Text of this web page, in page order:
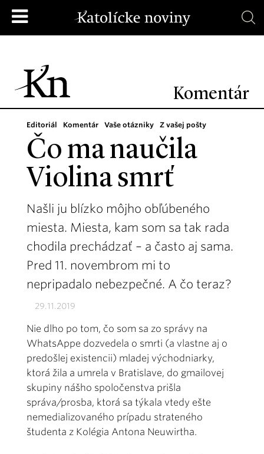
Komentár
Editoriál Komentár Vaše otázniky Z vašej pošty
Čo ma naučila
Violina smrť
Našli ju blízko môjho obľúbeného
miesta. Miesta, kam som sa tak rada
chodila prechádzať – a často aj sama.
Pred 11. novembrom mi to
nepripadalo nebezpečné. A čo teraz?
29.11.2019
Nie dlho po tom, čo som sa zo správy na
WhatsAppe dozvedela o smrti (a vlastne aj o
predošlej existencii) mladej východniarky,
ktorá žila a umrela v Bratislave, do gmailovej
skupiny nášho spoločenstva prišla
správa/prosba, ktorá sa týkala vtedy ešte
nemedializovaného prípadu strateného
študenta z Kolégia Antona Neuwirtha.